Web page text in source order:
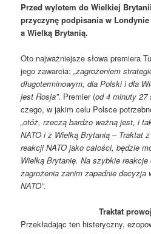
Przed wylotem do Wielkiej
przyczynę podpisania w
a Wielką Brytanią.
Oto najważniejsze słowa premiera
jego zawarcia:„zagrożeniem
długoterminowym, dla Polski i dla
jest Rosja”. Premier (od 4 minuty 27
czego, w jakim celu Polsce
„otóż, rzeczą bardzo ważną jest, i
NATO i z Wielką Brytanią – Traktat
reakcji NATO jako całości, będzie
Wielką Brytanię. Na szybkie
zagrożenia zanim zapadnie decyzja
NATO”.
Traktat
Przekładając ten histeryczny,